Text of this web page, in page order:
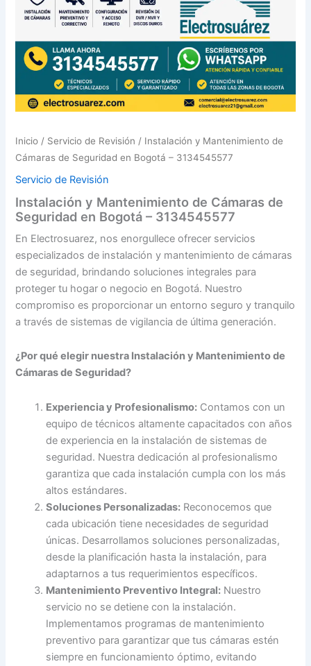
Inicio / Servicio de Revisión / Instalación y Mantenimiento de
Cámaras de Seguridad en Bogotá – 3134545577
Servicio de Revisión
Instalación y Mantenimiento de Cámaras de
Seguridad en Bogotá – 3134545577
En Electrosuarez, nos enorgullece ofrecer servicios
especializados de instalación y mantenimiento de cámaras
de seguridad, brindando soluciones integrales para
proteger tu hogar o negocio en Bogotá. Nuestro
compromiso es proporcionar un entorno seguro y tranquilo
a través de sistemas de vigilancia de última generación.
¿Por qué elegir nuestra Instalación y Mantenimiento de
Cámaras de Seguridad?
Experiencia y Profesionalismo: Contamos con un
equipo de técnicos altamente capacitados con años
de experiencia en la instalación de sistemas de
seguridad. Nuestra dedicación al profesionalismo
garantiza que cada instalación cumpla con los más
altos estándares.
Soluciones Personalizadas: Reconocemos que
cada ubicación tiene necesidades de seguridad
únicas. Desarrollamos soluciones personalizadas,
desde la planificación hasta la instalación, para
adaptarnos a tus requerimientos específicos.
Mantenimiento Preventivo Integral: Nuestro
servicio no se detiene con la instalación.
Implementamos programas de mantenimiento
preventivo para garantizar que tus cámaras estén
siempre en funcionamiento óptimo, evitando